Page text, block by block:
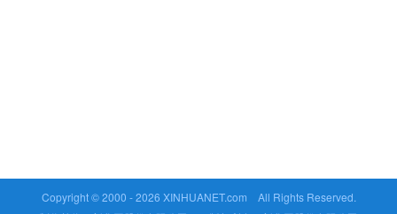
Copyright © 2000 -2026 XINHUANET.com All Rights Reserved.